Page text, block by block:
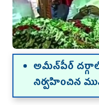
అమీన్‌పీర్ ద‌ర్గాలో
నిర్వ‌హించిన